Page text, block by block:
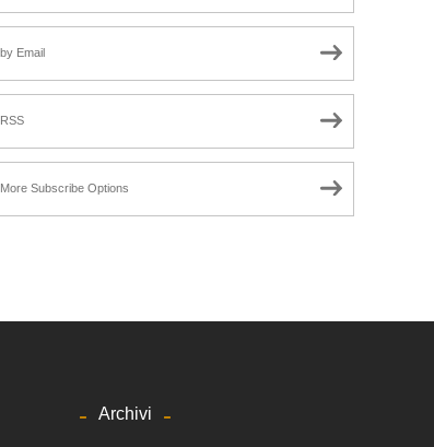
by Email
RSS
More Subscribe Options
Archivi